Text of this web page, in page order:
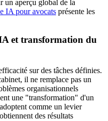
un aperçu global de la
IA pour avocats présente les
et transformation du
sur des tâches définies.
il ne remplace pas un
organisationnels
une "transformation" d'un
comme un levier
des résultats